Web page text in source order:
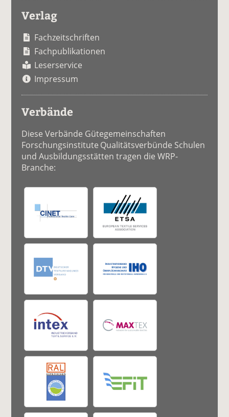
Verlag
Fachzeitschriften
Fachpublikationen
Leserservice
Impressum
Verbände
Diese Verbände Gütegemeinschaften
Forschungsinstitute Qualitätsverbünde Schulen
und Ausbildungsstätten tragen die WRP-
Branche: